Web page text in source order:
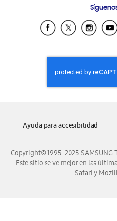
Samsung
Samsung El
Samsung
Samsung
Samsung
Samsung
Copyright© 1995-2025 SAMSUNG
Este sitio se ve mejor en las
Safari y
Ayuda para accesibilidad